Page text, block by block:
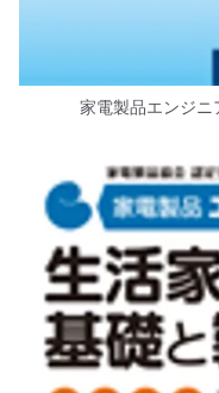
家電製品エンジニ